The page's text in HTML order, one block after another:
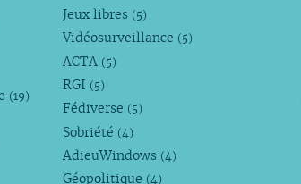
(19)
Jeux libres (5)
Vidéosurveillance (5)
ACTA (5)
RGI (5)
Fédiverse (5)
Sobriété (4)
AdieuWindows (4)
Géopolitique (4)